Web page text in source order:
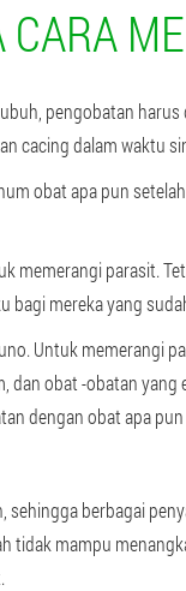
pengobatan
cacing dalam waktu
obat apa pun
memerangi parasit.
bagi mereka yang
Untuk memerangi
dan obat -obatan yang
dengan obat apa
berbagai
tidak mampu